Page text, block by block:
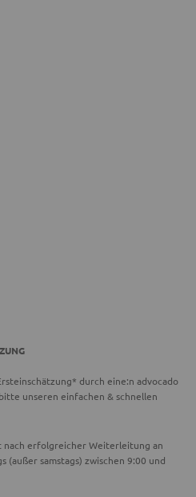
durch eine:n advocado
unseren einfachen & schnellen
erfolgreicher Weiterleitung an
(außer samstags) zwischen 9:00 und